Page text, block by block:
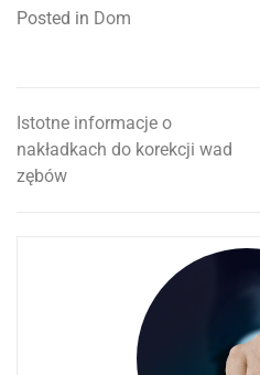
Posted in Dom
Nawigacja
wpisu
Istotne informacje o
nakładkach do korekcji wad
zębów